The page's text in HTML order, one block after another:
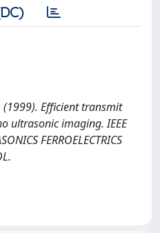
(1999). Efficient transmit
ultrasonic imaging. IEEE
FERROELECTRICS